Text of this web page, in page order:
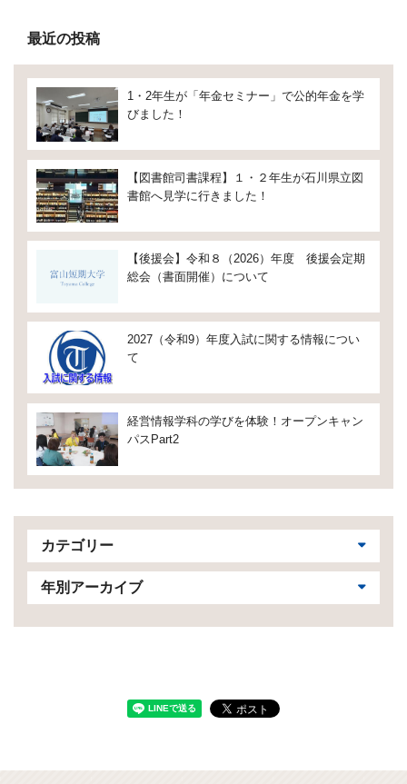
最近の投稿
1・2年生が「年金セミナー」で公的年金を学
びました！
【図書館司書課程】１・２年生が石川県立図
書館へ見学に行きました！
【後援会】令和８（2026）年度 後援会定期
総会（書面開催）について
2027（令和9）年度入試に関する情報につい
て
経営情報学科の学びを体験！オープンキャン
パスPart2
カテゴリー
年別アーカイブ